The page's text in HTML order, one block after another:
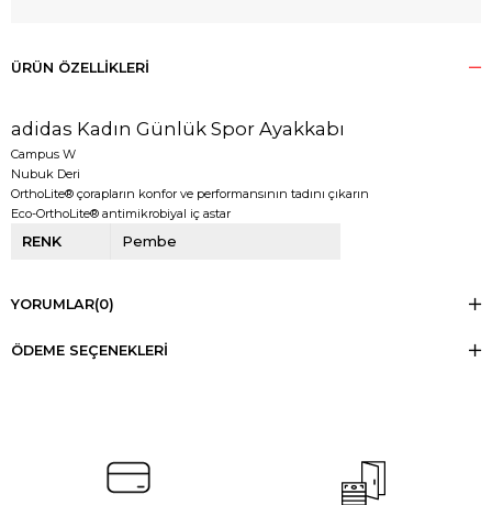
ÜRÜN ÖZELLIKLERI
adidas Kadın Günlük Spor Ayakkabı
Campus W
Nubuk Deri
OrthoLite® çorapların konfor ve performansının tadını çıkarın
Eco-OrthoLite® antimikrobiyal iç astar
RENK Pembe
YORUMLAR(0)
ÖDEME SEÇENEKLERI